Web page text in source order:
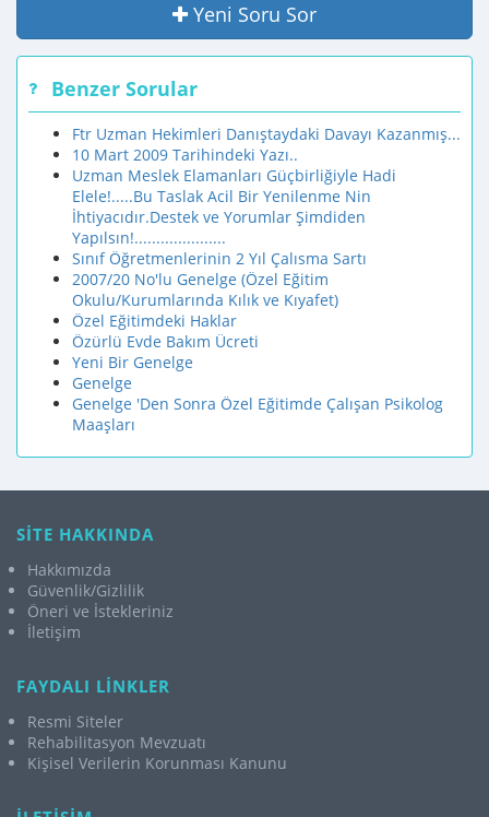
Yeni Soru Sor
Benzer Sorular
Ftr Uzman Hekimleri Danıştaydaki Davayı Kazanmış...
10 Mart 2009 Tarihindeki Yazı..
Uzman Meslek Elamanları Güçbirliğiyle Hadi
Elele!.....Bu Taslak Acil Bir Yenilenme Nin
İhtiyacıdır.Destek ve Yorumlar Şimdiden
Yapılsın!.....................
Sınıf Öğretmenlerinin 2 Yıl Çalısma Sartı
2007/20 No'lu Genelge (Özel Eğitim
Okulu/Kurumlarında Kılık ve Kıyafet)
Özel Eğitimdeki Haklar
Özürlü Evde Bakım Ücreti
Yeni Bir Genelge
Genelge
Genelge 'Den Sonra Özel Eğitimde Çalışan Psikolog
Maaşları
SİTE HAKKINDA
Hakkımızda
Güvenlik/Gizlilik
Öneri ve İstekleriniz
İletişim
FAYDALI LİNKLER
Resmi Siteler
Rehabilitasyon Mevzuatı
Kişisel Verilerin Korunması Kanunu